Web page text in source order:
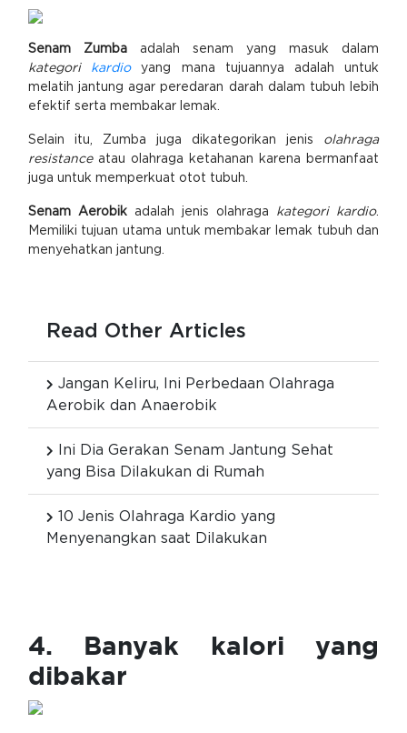
Senam Zumbaadalah senam yang masuk dalam
kategori kardioyang mana tujuannya adalah untuk
melatih jantung agar peredaran darah dalam tubuh lebih
efektif serta membakar lemak.
Selain itu, Zumba juga dikategorikan jenis olahraga
resistanceatau olahraga ketahanan karena bermanfaat
juga untuk memperkuat otot tubuh.
Senam Aerobikadalah jenis olahraga kategori kardio.
Memiliki tujuan utama untuk membakar lemak tubuh dan
menyehatkan jantung.
Read Other Articles
Jangan Keliru, Ini Perbedaan Olahraga
Aerobik dan Anaerobik
Ini Dia Gerakan Senam Jantung Sehat
yang Bisa Dilakukan di Rumah
10 Jenis Olahraga Kardio yang
Menyenangkan saat Dilakukan
4. Banyak kalori yang
dibakar